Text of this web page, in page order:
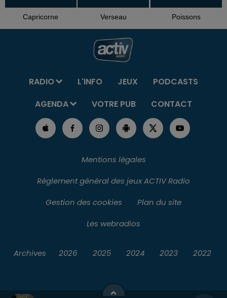
Capricorne Verseau Poissons
RADIO L'INFO JEUX
PODCASTS
AGENDA
VOTRE PUB CONTACT
Mentions légales
Règlement général des jeux ACTIV Radio
Gestion des cookies
Plan du site
Les webradios
Archives 2026 2025 2024 2023 2022